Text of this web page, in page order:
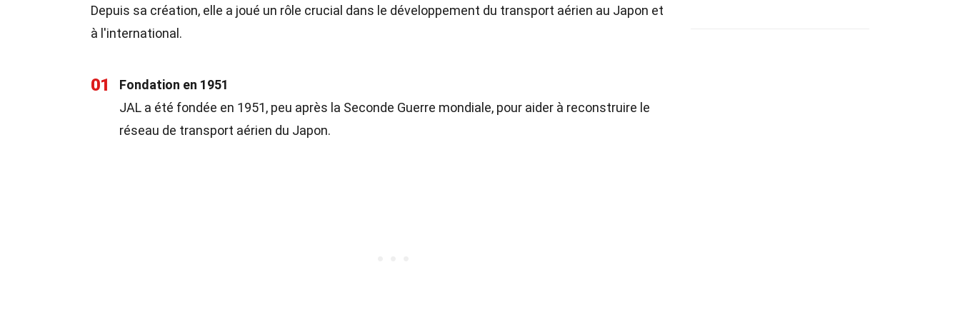
Depuis sa création, elle a joué un rôle crucial dans le développement du transport aérien au Japon et
à l'international.
01
Fondation en 1951
JAL a été fondée en 1951, peu après la Seconde Guerre mondiale, pour aider à reconstruire le
réseau de transport aérien du Japon.